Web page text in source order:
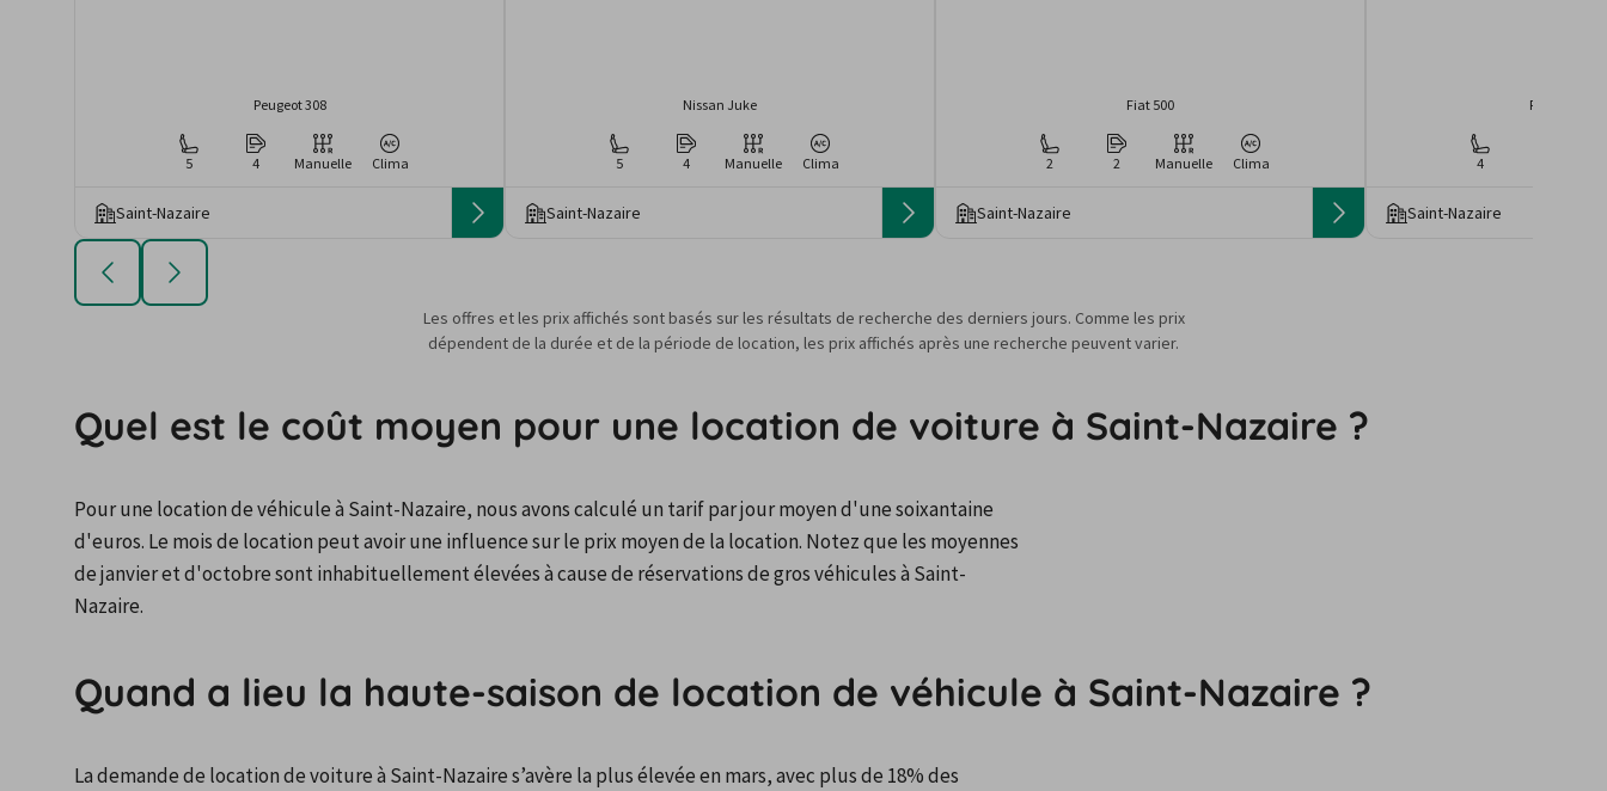
Peugeot 308
5 4 Manuelle Clima
Saint-Nazaire
Nissan Juke
5 4 Manuelle Clima
Saint-Nazaire
Fiat 500
2 2 Manuelle Clima
Saint-Nazaire
Renault
4
Saint-Nazaire
Les offres et les prix affichés sont basés sur les résultats de recherche des derniers jours. Comme les prix
dépendent de la durée et de la période de location, les prix affichés après une recherche peuvent varier.
Quel est le coût moyen pour une location de voiture à Saint-Nazaire ?
Pour une location de véhicule à Saint-Nazaire, nous avons calculé un tarif par jour moyen d'une soixantaine
d'euros. Le mois de location peut avoir une influence sur le prix moyen de la location. Notez que les moyennes
de janvier et d'octobre sont inhabituellement élevées à cause de réservations de gros véhicules à Saint-
Nazaire.
Quand a lieu la haute-saison de location de véhicule à Saint-Nazaire ?
La demande de location de voiture à Saint-Nazaire s’avère la plus élevée en mars, avec plus de 18% des